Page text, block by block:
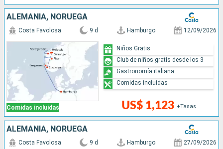
ALEMANIA, NORUEGA
Comidas incluidas
Costa Favolosa 9 d Hamburgo 12/09/2026
US$ 1,123 +Tasas
Niños Gratis
Club de niños gratis desde los 3
Gastronomía italiana
Comidas incluidas
ALEMANIA, NORUEGA
Costa Favolosa 9 d Hamburgo 27/09/2026